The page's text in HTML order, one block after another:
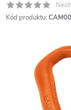
Kód produktu: